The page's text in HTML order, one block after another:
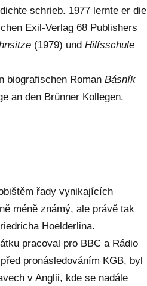
schrieb. 1977 lernte er die
Exil-Verlag 68 Publishers
(1979) und Hilfsschule
biografischen Roman Básník
an den Brünner Kollegen.
řady vynikajících
méně známý, ale právě tak
Hoelderlina.
pracoval pro BBC a Rádio
pronásledováním KGB, byl
v Anglii, kde se nadále